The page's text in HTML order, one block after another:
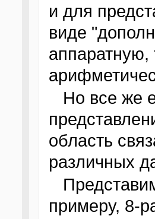
и для
виде
Но все же есть область, где такое
область
различных
Представим себе абсолютный энкодер, к
примеру, 8-